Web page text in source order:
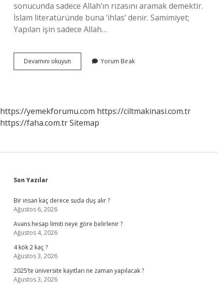
sonucunda sadece Allah’ın rızasını aramak demektir.
İslam literatüründe buna ‘ihlas’ denir. Samimiyet;
Yapılan işin sadece Allah…
Devamını okuyun
Rıza
Yorum Bırak
https://yemekforumu.com https://ciltmakinasi.com.tr
https://faha.com.trSitemap
Sidebar
Son Yazılar
Bir insan kaç derece suda duş alır ?
Ağustos 6, 2026
Avans hesap limiti neye göre belirlenir ?
Ağustos 4, 2026
4 kök 2 kaç ?
Ağustos 3, 2026
2025’te üniversite kayıtları ne zaman yapılacak ?
Ağustos 3, 2026